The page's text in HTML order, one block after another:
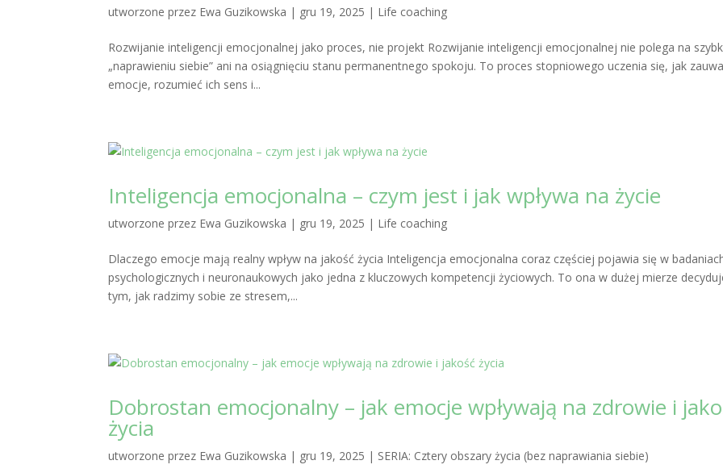
utworzone przez Ewa Guzikowska | gru 19, 2025 | Life coaching
Rozwijanie inteligencji emocjonalnej jako proces, nie projekt Rozwijanie inteligencji emocjonalnej nie polega na
„naprawieniu siebie” ani na osiągnięciu stanu permanentnego spokoju. To proces stopniowego uczenia się, jak
emocje, rozumieć ich sens i...
Inteligencja emocjonalna – czym jest i jak wpływa na życie
utworzone przez Ewa Guzikowska | gru 19, 2025 | Life coaching
Dlaczego emocje mają realny wpływ na jakość życia Inteligencja emocjonalna coraz częściej pojawia się w
psychologicznych i neuronaukowych jako jedna z kluczowych kompetencji życiowych. To ona w dużej mierze
tym, jak radzimy sobie ze stresem,...
Dobrostan emocjonalny – jak emocje wpływają na zdrowie i
życia
utworzone przez Ewa Guzikowska | gru 19, 2025 | SERIA: Cztery obszary życia (bez naprawiania siebie)